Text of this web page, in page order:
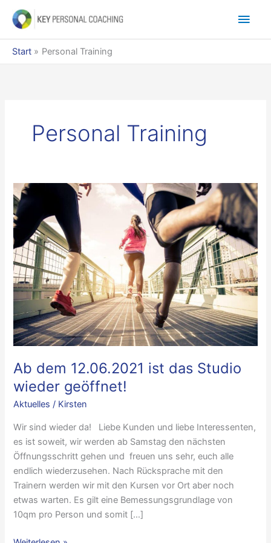
Inhalt
Start Personal Training
Personal Training
Ab dem 12.06.2021 ist das Studio
wieder geöffnet!
Aktuelles / Kirsten
Wir sind wieder da! Liebe Kunden und liebe Interessenten,
es ist soweit, wir werden ab Samstag den nächsten
Öffnungsschritt gehen und freuen uns sehr, euch alle
endlich wiederzusehen. Nach Rücksprache mit den
Trainern werden wir mit den Kursen vor Ort aber noch
etwas warten. Es gilt eine Bemessungsgrundlage von
10qm pro Person und somit […]